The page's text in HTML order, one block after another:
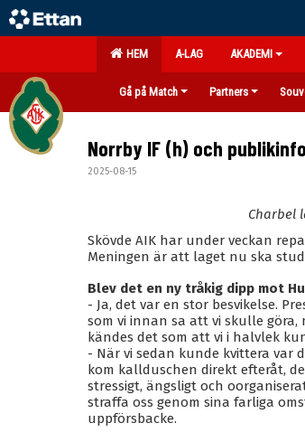
HEM A-LAG AKADEMI
Gå på Match Partners
Norrby IF (h) och publikinfo
2025-08-15
Charbel
Skövde AIK har under veckan
Meningen är att laget nu ska
Blev det en ny tråkig dipp mot
- Ja, det var en stor besvikelse.
som vi innan sa att vi skulle göra,
kändes det som att vi i halvlek
- När vi sedan kunde kvittera var
kom kallduschen direkt efteråt,
stressigt, ängsligt och
straffa oss genom sina farliga
uppförsbacke.